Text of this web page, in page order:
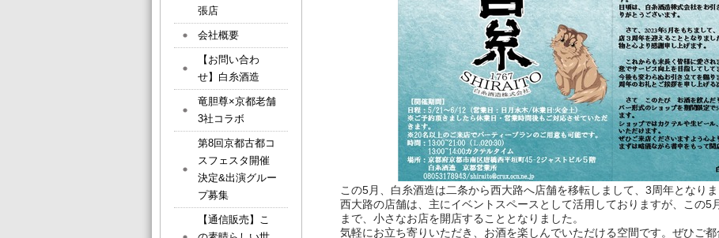
この5月、白糸酒造は二条から西大路へ店舗を移転しまして、3周年となりま
西大路の店舗は、主にイベントスペースとして活用しておりますが、この5
まで、小さなお店を開店することとなりました。
気軽にお立ち寄りいただき、お酒を楽しんでいただける空間です。ぜひご
張店
会社概要
【お問い合わ
せ】白糸酒造
竜胆尊×京都老舗
3社コラボ
第8回京都古都コ
スフェスタ開催
決定&出演グルー
プ募集
【通信販売】こ